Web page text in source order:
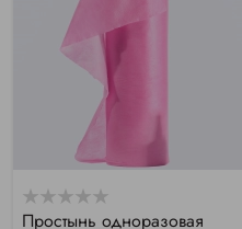
Простынь одноразовая